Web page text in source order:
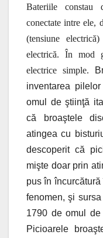
Bateriile constau
conectate intre ele,
(tensiune
electrică. În mod
electrice simple.
inventarea
omul de ştiinţă
că broaştele
atingea cu
descoperit că
mişte doar prin
pus în
fenomen, şi
1790 de omul de
Picioarele